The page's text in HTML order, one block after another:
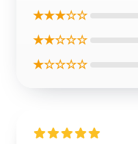
★★★☆☆
★★☆☆☆
★☆☆☆☆